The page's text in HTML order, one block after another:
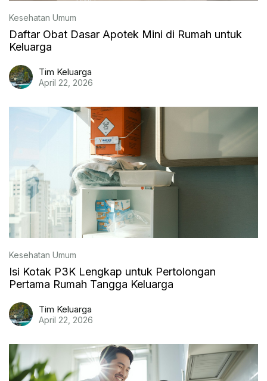
Kesehatan Umum
Daftar Obat Dasar Apotek Mini di Rumah untuk
Keluarga
Tim Keluarga
April 22, 2026
Kesehatan Umum
Isi Kotak P3K Lengkap untuk Pertolongan
Pertama Rumah Tangga Keluarga
Tim Keluarga
April 22, 2026